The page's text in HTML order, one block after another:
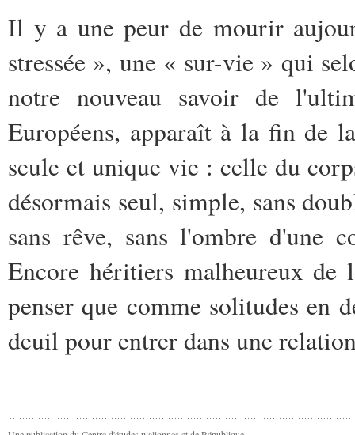
Il y a une peur de mourir
stressée », une « sur-vie » qui
notre nouveau savoir de
Européens, apparaît à la fin de
seule et unique vie : celle du
désormais seul, simple, sans
sans rêve, sans l'ombre d'une
Encore héritiers malheureux
penser que comme solitudes en
deuil pour entrer dans une